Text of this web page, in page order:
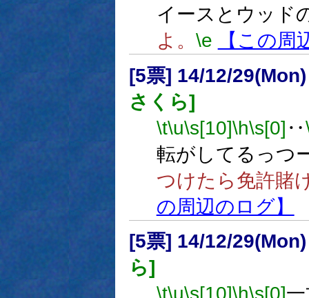
イースとウッド
よ。 \e
【この周
[5票] 14/12/
さくら]
\t\u\s[10]\h\s[0] ‥
転がしてるっつ
つけたら免許賭
の周辺のログ】
[5票] 14/12/
ら]
\t\u\s[10]\h\s[0]